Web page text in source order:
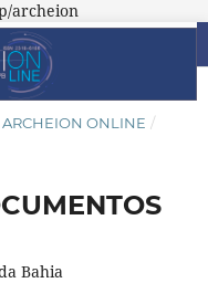
archeion
ARCHEION ONLINE /
Bahia